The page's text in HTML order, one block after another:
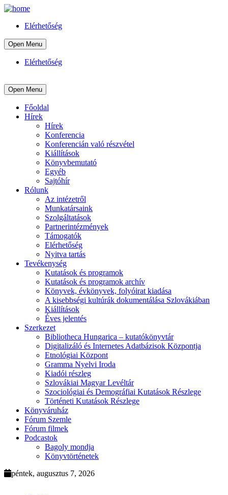
Elérhetőség
Open Menu
Elérhetőség
Open Menu
Főoldal
Hírek
Hírek
Konferencia
Konferencián való részvétel
Kiállítások
Könyvbemutató
Egyéb
Sajtóhír
Rólunk
Az intézetről
Munkatársaink
Szolgáltatások
Partnerintézmények
Támogatók
Elérhetőség
Nyitva tartás
Tevékenység
Kutatások és programok
Kutatások és programok archív
Könyvek, évkönyvek, folyóirat kiadása
A kisebbségi kultúrák dokumentálása Szlovákiában
Kiállítások
Éves jelentés
Szerkezet
Bibliotheca Hungarica – kutatókönyvtár
Digitalizáló és Internetes Adatbázisok Központja
Etnológiai Központ
Gramma Nyelvi Iroda
Kiadói részleg
Szlovákiai Magyar Levéltár
Szociológiai és Demográfiai Kutatások Részlege
Történeti Kutatások Részlege
Könyváruház
Fórum Szemle
Fórum filmek
Podcastok
Bagoly mondja
Könyvtörténetek
péntek, augusztus 7, 2026